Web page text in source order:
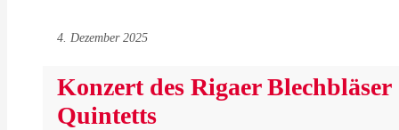
4. Dezember 2025
Konzert des Rigaer Blechbläser
Quintetts